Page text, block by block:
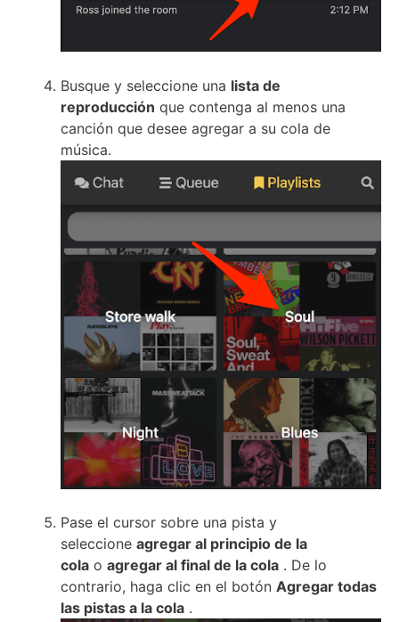
Busque y seleccione una lista de
reproducción que contenga al menos una
canción que desee agregar a su cola de
música.
Pase el cursor sobre una pista y
seleccione agregar al principio de la
cola o agregar al final de la cola . De lo
contrario, haga clic en el botón Agregar todas
las pistas a la cola .